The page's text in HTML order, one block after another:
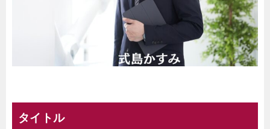
タイトル